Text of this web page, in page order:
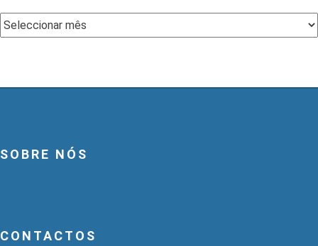
Arquivo
SOBRE NÓS
CONTACTOS